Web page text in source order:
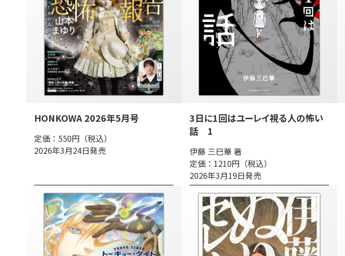
HONKOWA 2026年5月号
定価：550円（税込）
2026年3月24日発売
3日に1回はユーレイ視る人の怖い
話 1
伊藤 三巳華 著
定価：1210円（税込）
2026年3月19日発売